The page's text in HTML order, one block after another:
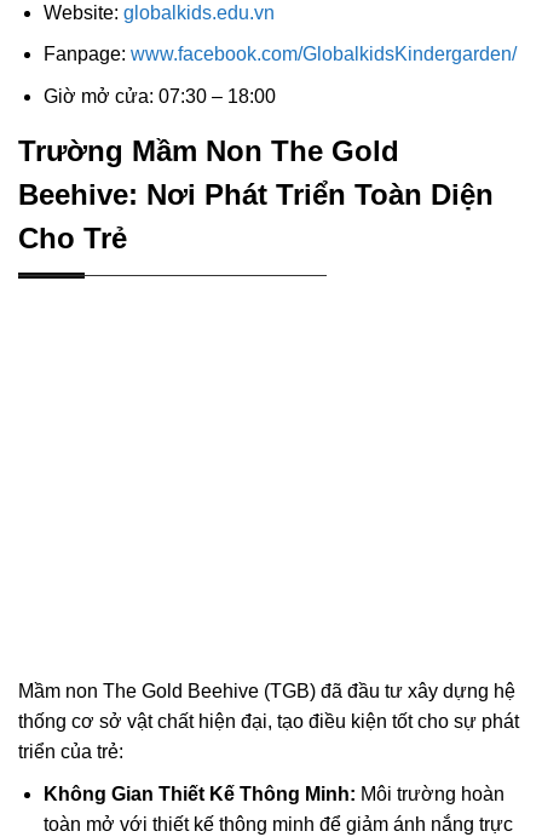
Website: globalkids.edu.vn
Fanpage: www.facebook.com/GlobalkidsKindergarden/
Giờ mở cửa: 07:30 – 18:00
Trường Mầm Non The Gold
Beehive: Nơi Phát Triển Toàn Diện
Cho Trẻ
Mầm non The Gold Beehive (TGB) đã đầu tư xây dựng hệ
thống cơ sở vật chất hiện đại, tạo điều kiện tốt cho sự phát
triển của trẻ:
Không Gian Thiết Kế Thông Minh: Môi trường hoàn
toàn mở với thiết kế thông minh để giảm ánh nắng trực